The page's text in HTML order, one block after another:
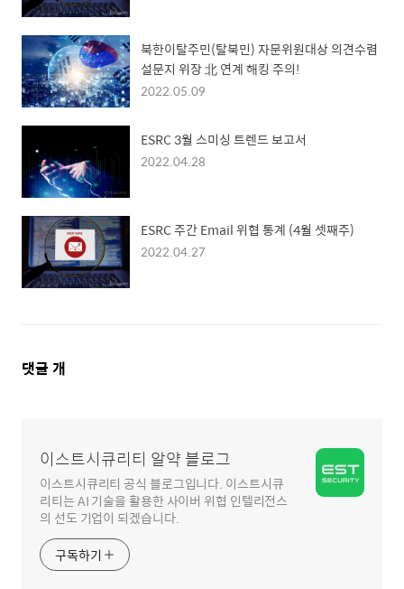
북한이탈주민(탈북민) 자문위원대상 의견수렴
설문지 위장 北 연계 해킹 주의!
2022.05.09
ESRC 3월 스미싱 트렌드 보고서
2022.04.28
ESRC 주간 Email 위협 통계 (4월 셋째주)
2022.04.27
댓
댓글 개
이스트시큐리티 알약 블로그
이스트시큐리티 공식 블로그입니다. 이스트시큐
리티는 AI 기술을 활용한 사이버 위협 인텔리전스
의 선도 기업이 되겠습니다.
구독하기